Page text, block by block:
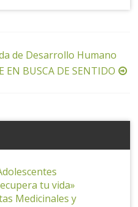
de Desarrollo Humano
EN BUSCA DE SENTIDO
tu vida»
Medicinales y